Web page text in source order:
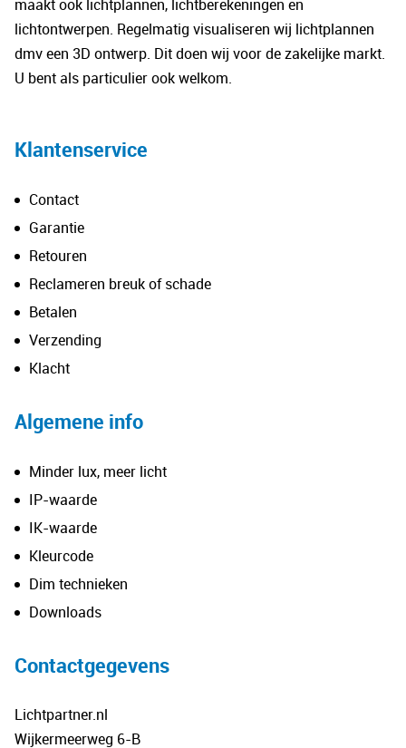
maakt ook lichtplannen, lichtberekeningen en
lichtontwerpen. Regelmatig visualiseren wij lichtplannen
dmv een 3D ontwerp. Dit doen wij voor de zakelijke markt.
U bent als particulier ook welkom.
Klantenservice
Contact
Garantie
Retouren
Reclameren breuk of schade
Betalen
Verzending
Klacht
Algemene info
Minder lux, meer licht
IP-waarde
IK-waarde
Kleurcode
Dim technieken
Downloads
Contactgegevens
Lichtpartner.nl
Wijkermeerweg 6-B